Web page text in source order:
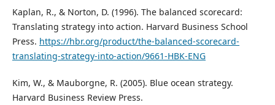
Kaplan, R., & Norton, D. (1996). The balanced scorecard:
Translating strategy into action. Harvard Business School
Press. https://hbr.org/product/the-balanced-scorecard-
translating-strategy-into-action/9661-HBK-ENG
Kim, W., & Mauborgne, R. (2005). Blue ocean strategy.
Harvard Business Review Press.